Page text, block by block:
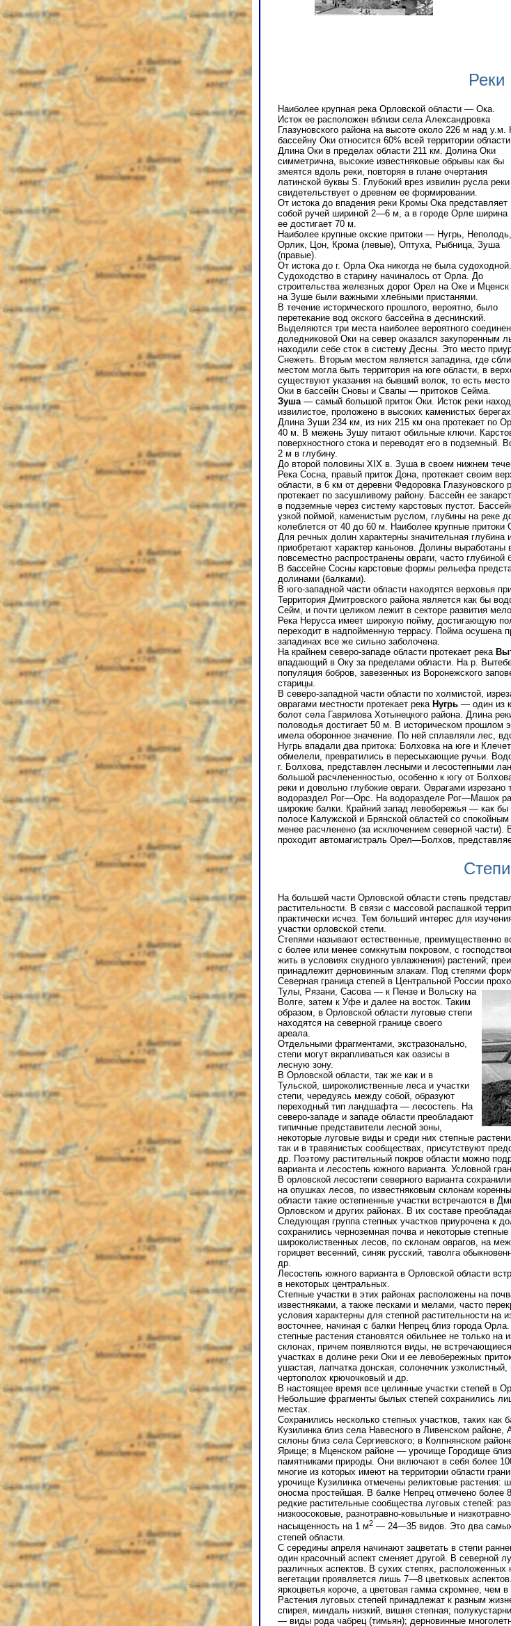
Реки
Наиболее крупная река Орловской области — Ока.
Исток ее расположен вблизи села Александровка
Глазуновского района на высоте около 226 м над у.м.
бассейну Оки относится 60% всей территории
Длина Оки в пределах области 211 км. Долина Оки
симметрична, высокие известняковые обрывы как бы
змеятся вдоль реки, повторяя в плане очертания
латинской буквы S. Глубокий врез извилин русла реки
свидетельствует о древнем ее формировании.
От истока до впадения реки Кромы Ока представляет
собой ручей шириной 2—6 м, а в городе Орле ширина
ее достигает 70 м.
Наиболее крупные окские притоки — Нугрь, Неполодь,
Орлик, Цон, Крома (левые), Оптуха, Рыбница, Зуша
(правые).
От истока до г. Орла Ока никогда не была судоходной.
Судоходство в старину начиналось от Орла. До
строительства железных дорог Орел на Оке и Мценск
на Зуше были важными хлебными пристанями.
В течение исторического прошлого, вероятно, было
перетекание вод окского бассейна в деснинский.
Выделяются три места наиболее вероятного
доледниковой Оки на север оказался закупоренным
находили себе сток в систему Десны. Это место
Снежеть. Вторым местом является западина, где
местом могла быть территория на юге области, в
существуют указания на бывший волок, то есть
Оки в бассейн Сновы и Свапы — притоков Сейма.
Зуша — самый большой приток Оки. Исток реки
извилистое, проложено в высоких каменистых
Длина Зуши 234 км, из них 215 км она протекает по
40 м. В межень Зушу питают обильные ключи.
поверхностного стока и переводят его в
2 м в глубину.
До второй половины XIX в. Зуша в своем нижнем
Река Сосна, правый приток Дона, протекает своим
области, в 6 км от деревни Федоровка
протекает по засушливому району. Бассейн ее
в подземные через систему карстовых пустот.
узкой поймой, каменистым руслом, глубины на реке
колеблется от 40 до 60 м. Наиболее крупные
Для речных долин характерны значительная глубина
приобретают характер каньонов. Долины выработаны
повсеместно распространены овраги, часто глубиной
В бассейне Сосны карстовые формы рельефа
долинами (балками).
В юго-западной части области находятся верховья
Территория Дмитровского района является как бы
Сейм, и почти целиком лежит в секторе развития
Река Нерусса имеет широкую пойму, достигающую
переходит в надпойменную террасу. Пойма осушена
западинах все же сильно заболочена.
На крайнем северо-западе области протекает река
впадающий в Оку за пределами области. На р.
популяция бобров, завезенных из Воронежского
старицы.
В северо-западной части области по холмистой,
оврагами местности протекает река Нугрь — один из
болот села Гаврилова Хотынецкого района. Длина
половодья достигает 50 м. В историческом прошлом
имела оборонное значение. По ней сплавляли лес,
Нугрь впадали два притока: Болховка на юге и
обмелели, превратились в пересыхающие ручьи.
г. Болхова, представлен лесными и лесостепными
большой расчлененностью, особенно к югу от
реки и довольно глубокие овраги. Оврагами
водораздел Рог—Орс. На водоразделе Рог—Машок
широкие балки. Крайний запад левобережья — как бы
полосе Калужской и Брянской областей со
менее расчленено (за исключением северной
проходит автомагистраль Орел—Болхов,
Степи
На большей части Орловской области степь
растительности. В связи с массовой распашкой
практически исчез. Тем больший интерес для
участки орловской степи.
Степями называют естественные, преимущественно
с более или менее сомкнутым покровом, с
жить в условиях скудного увлажнения) растений;
принадлежит дерновинным злакам. Под степями
Северная граница степей в Центральной России
Тулы, Рязани, Сасова — к Пензе и Вольску на
Волге, затем к Уфе и далее на восток. Таким
образом, в Орловской области луговые степи
находятся на северной границе своего
ареала.
Отдельными фрагментами, экстразонально,
степи могут вкрапливаться как оазисы в
лесную зону.
В Орловской области, так же как и в
Тульской, широколиственные леса и участки
степи, чередуясь между собой, образуют
переходный тип ландшафта — лесостепь. На
северо-западе и западе области преобладают
типичные представители лесной зоны,
некоторые луговые виды и среди них степные
так и в травянистых сообществах, присутствуют
др. Поэтому растительный покров области можно
варианта и лесостепь южного варианта. Условной
В орловской лесостепи северного варианта
на опушках лесов, по известняковым склонам
области такие остепненные участки встречаются в
Орловском и других районах. В их составе
Следующая группа степных участков приурочена к
сохранились черноземная почва и некоторые
широколиственных лесов, по склонам оврагов, на
горицвет весенний, синяк русский, таволга
др.
Лесостепь южного варианта в Орловской области
в некоторых центральных.
Степные участки в этих районах расположены на
известняками, а также песками и мелами, часто
условия характерны для степной растительности на
восточнее, начиная с балки Непрец близ города
степные растения становятся обильнее не только на
склонах, причем появляются виды, не
участках в долине реки Оки и ее левобережных
ушастая, лапчатка донская, солонечник
чертополох крючочковый и др.
В настоящее время все целинные участки степей в
Небольшие фрагменты былых степей сохранились
местах.
Сохранились несколько степных участков, таких
Кузилинка близ села Навесного в Ливенском
склоны близ села Сергиевского; в Колпнянском
Ярище; в Мценском районе — урочище Городище
памятниками природы. Они включают в себя более
многие из которых имеют на территории области
урочище Кузилинка отмечены реликтовые растения:
оносма простейшая. В балке Непрец отмечено более
редкие растительные сообщества луговых степей:
низкоосоковые, разнотравно-ковыльные и
насыщенность на 1 м2 — 24—35 видов. Это два самых
степей области.
С середины апреля начинают зацветать в степи
один красочный аспект сменяет другой. В северной
различных аспектов. В сухих степях, расположенных
вегетации проявляется лишь 7—8 цветковых
яркоцветья короче, а цветовая гамма скромнее, чем в
Растения луговых степей принадлежат к разным
спирея, миндаль низкий, вишня степная;
— виды рода чабрец (тимьян); дерновинные